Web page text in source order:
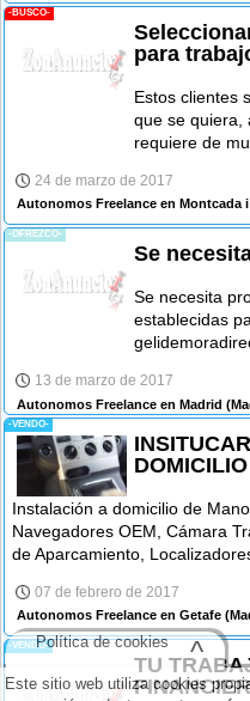
-BUSCO-
para
Estos clientes
que se quiera,
requiere de
24 de marzo de 2017
Autonomos Freelance en Montcada
-OFREZCO-
Se
Se necesita
establecidas
13 de marzo de 2017
Autonomos Freelance en Madrid
-VENDO-
Instalación a domicilio de
Navegadores OEM, Cámara
de Aparcamiento,
07 de febrero de 2017
Autonomos Freelance en Getafe
-VENDO-
TU
Este sitio web utiliza cookies
Política de cookies ^